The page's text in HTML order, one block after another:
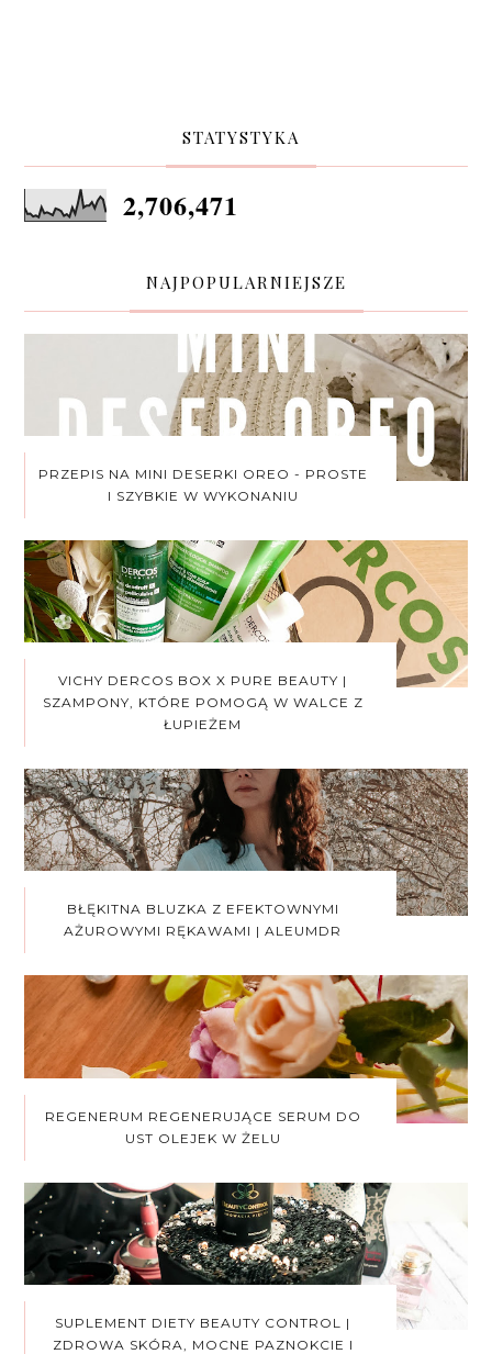
STATYSTYKA
2,706,471
NAJPOPULARNIEJSZE
PRZEPIS NA MINI DESERKI OREO - PROSTE
I SZYBKIE W WYKONANIU
VICHY DERCOS BOX X PURE BEAUTY |
SZAMPONY, KTÓRE POMOGĄ W WALCE Z
ŁUPIEŻEM
BŁĘKITNA BLUZKA Z EFEKTOWNYMI
AŻUROWYMI RĘKAWAMI | ALEUMDR
REGENERUM REGENERUJĄCE SERUM DO
UST OLEJEK W ŻELU
SUPLEMENT DIETY BEAUTY CONTROL |
ZDROWA SKÓRA, MOCNE PAZNOKCIE I